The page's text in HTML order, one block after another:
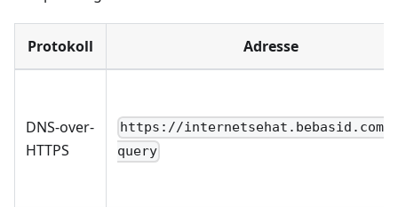
Protokoll Adresse
DNS-over-
HTTPS
https://internetsehat.bebasid.com/
query